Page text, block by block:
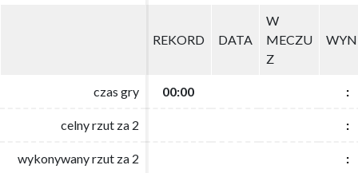
REKORD DATA
W
MECZU
Z
czas gry 00:00 :
celny rzut za 2 :
wykonywany rzut za 2 :
REKORD DATA
W
MECZU
Z
czas gry 00:00 :
celny rzut za 2 :
wykonywany rzut za 2 :